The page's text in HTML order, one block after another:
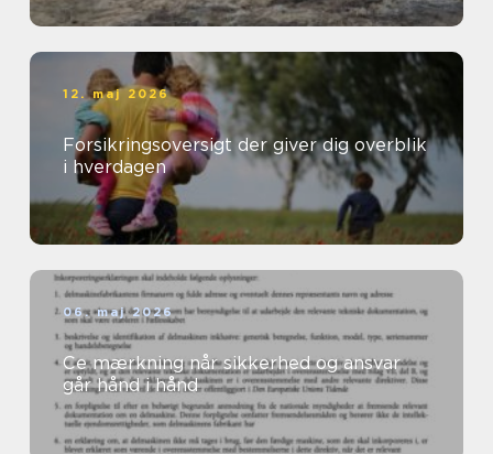
12. maj 2026
Forsikringsoversigt der giver dig overblik
i hverdagen
06. maj 2026
Ce mærkning når sikkerhed og ansvar
går hånd i hånd